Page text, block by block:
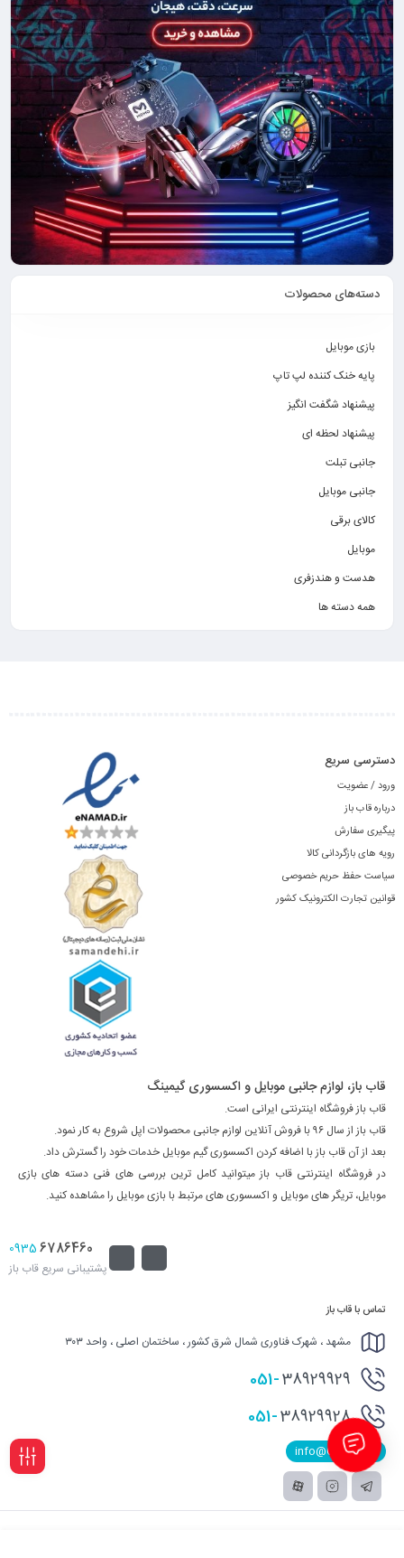
دسته‌های محصولات
بازی موبایل
پایه خنک کننده لپ تاپ
پیشنهاد شگفت انگیز
پیشنهاد لحظه ای
جانبی تبلت
جانبی موبایل
کالای برقی
موبایل
هدست و هندزفری
همه دسته ها
دسترسی سریع
ورود / عضویت
درباره قاب باز
پیگیری سفارش
رویه های بازگردانی کالا
سیاست حفظ حریم خصوصی
قوانین تجارت الکترونیک کشور
قاب باز، لوازم جانبی موبایل و اکسسوری گیمینگ
قاب باز فروشگاه اینترنتی ایرانی است.
قاب باز از سال ۹۶ با فروش آنلاین لوازم جانبی محصولات اپل شروع به کار نمود.
بعد از آن قاب باز با اضافه کردن اکسسوری گیم موبایل خدمات خود را گسترش داد.
در فروشگاه اینترنتی قاب باز میتوانید کامل ترین بررسی های فنی دسته های بازی
موبایل، تریگر های موبایل و اکسسوری های مرتبط با بازی موبایل را مشاهده کنید.
6786460
0935
پشتیبانی سریع قاب باز
تماس با قاب باز
مشهد ، شهرک فناوری شمال شرق کشور ، ساختمان اصلی ، واحد ۳۰۳
051-38929929
051-38929928
info@Qabbaz.ir